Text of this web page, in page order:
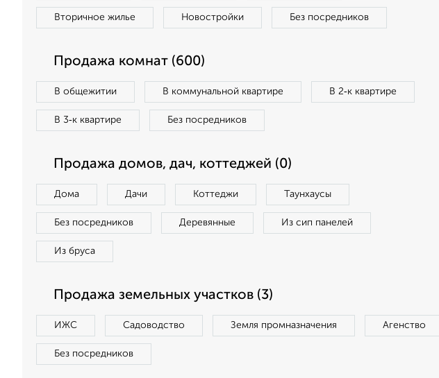
Вторичное жилье Новостройки Без посредников
Продажа комнат (600)
В общежитии В коммунальной квартире В 2‑к квартире
В 3‑к квартире Без посредников
Продажа домов, дач, коттеджей (0)
Дома Дачи Коттеджи Таунхаусы
Без посредников Деревянные Из сип панелей
Из бруса
Продажа земельных участков (3)
ИЖС Садоводство Земля промназначения Агенство
Без посредников